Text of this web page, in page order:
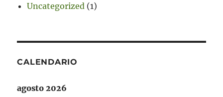
Uncategorized (1)
CALENDARIO
agosto 2026